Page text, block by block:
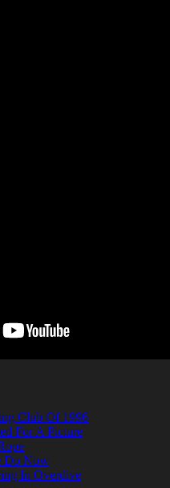
Club Of 1996
For A Picture
Do Now
In Overdive